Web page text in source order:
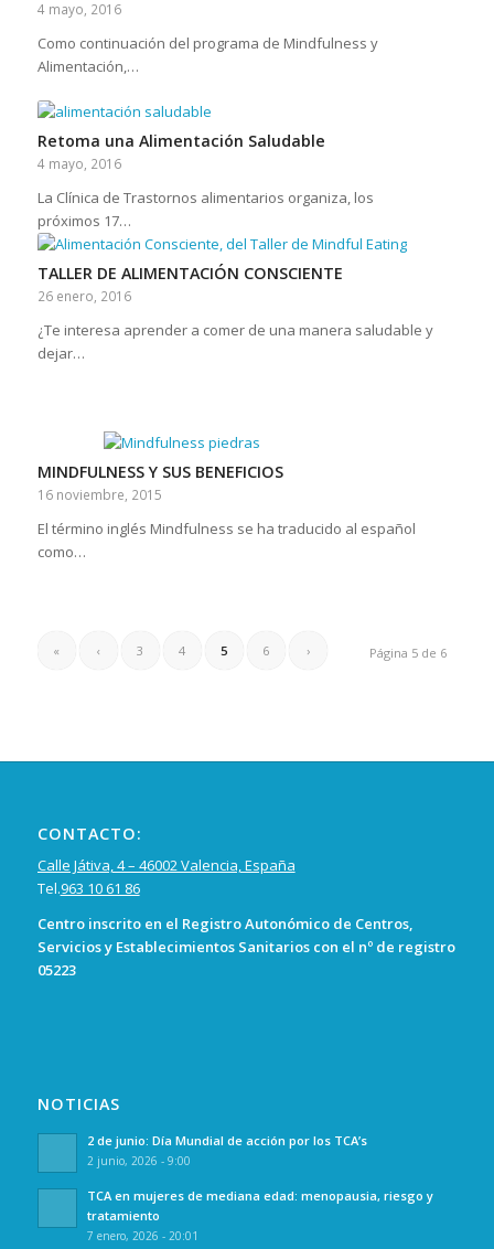
4 mayo, 2016
Como continuación del programa de Mindfulness y
Alimentación,…
Retoma una Alimentación Saludable
4 mayo, 2016
La Clínica de Trastornos alimentarios organiza, los
próximos 17…
TALLER DE ALIMENTACIÓN CONSCIENTE
26 enero, 2016
¿Te interesa aprender a comer de una manera saludable y
dejar…
MINDFULNESS Y SUS BENEFICIOS
16 noviembre, 2015
El término inglés Mindfulness se ha traducido al español
como…
Página 5 de 6
« ‹ 3 4 5 6 ›
CONTACTO:
Calle Játiva, 4 – 46002 Valencia, España
Tel.963 10 61 86
Centro inscrito en el Registro Autonómico de Centros,
Servicios y Establecimientos Sanitarios con el nº de registro
05223
NOTICIAS
2 de junio: Día Mundial de acción por los TCA’s
2 junio, 2026 - 9:00
TCA en mujeres de mediana edad: menopausia, riesgo y
tratamiento
7 enero, 2026 - 20:01